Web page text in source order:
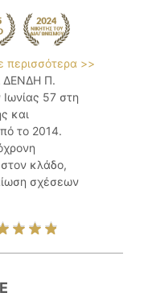
περισσότερα >>
ΔΕΝΔΗ Π.
57 στη
και
το 2014.
κλάδο,
σχέσεων